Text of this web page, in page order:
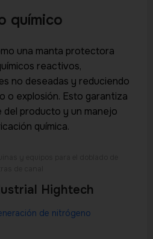
químico
una manta protectora
reactivos,
no deseadas y reduciendo
o explosión. Esto garantiza
del producto y un manejo
química.
Hightech
de nitrógeno